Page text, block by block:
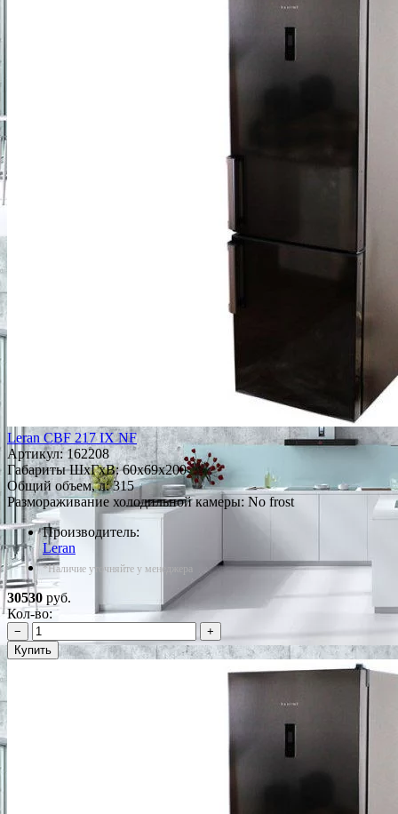
Leran CBF 217 IX NF
Артикул:162208
Габариты ШxГxВ: 60x69x200
Общий объем, л: 315
Размораживание холодильной камеры: No frost
Производитель:
Leran
*Наличие уточняйте у менеджера
30530 руб.
Кол-во:
−
+
Купить